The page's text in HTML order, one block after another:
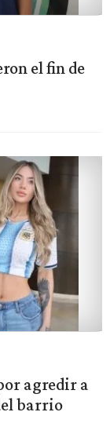
el fin de
agredir a
barrio